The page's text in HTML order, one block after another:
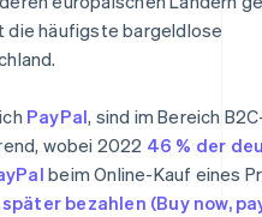
die häufigste bargeldlose
PayPal, sind im Bereich
wobei 2022 46 % der
beim Online-Kauf eines
bezahlen (Buy now,